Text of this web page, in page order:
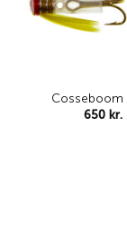
Cosseboom
650 kr.